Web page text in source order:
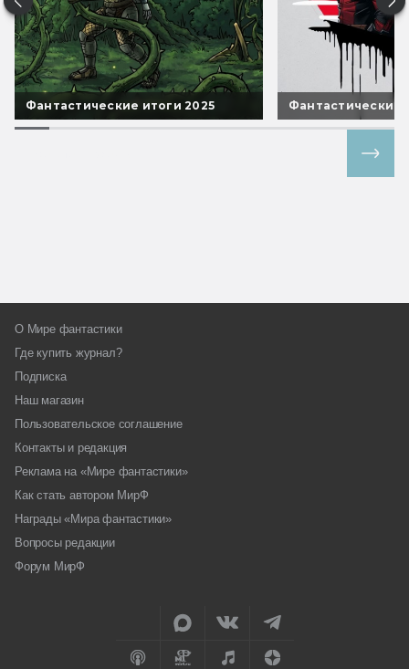
Фантастические итоги 2025 Фантастические
О Мире фантастики
Где купить журнал?
Подписка
Наш магазин
Пользовательское соглашение
Контакты и редакция
Реклама на «Мире фантастики»
Как стать автором МирФ
Награды «Мира фантастики»
Вопросы редакции
Форум МирФ